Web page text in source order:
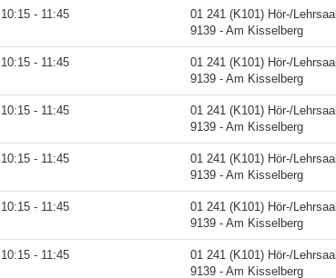
10:15 - 11:45
01 241 (K101) Hör-/Lehrsaal
9139 - Am Kisselberg
10:15 - 11:45
01 241 (K101) Hör-/Lehrsaal
9139 - Am Kisselberg
10:15 - 11:45
01 241 (K101) Hör-/Lehrsaal
9139 - Am Kisselberg
10:15 - 11:45
01 241 (K101) Hör-/Lehrsaal
9139 - Am Kisselberg
10:15 - 11:45
01 241 (K101) Hör-/Lehrsaal
9139 - Am Kisselberg
10:15 - 11:45
01 241 (K101) Hör-/Lehrsaal
9139 - Am Kisselberg